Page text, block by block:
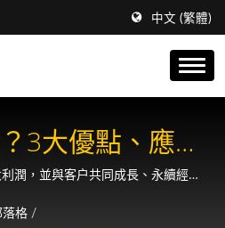
中文 (繁體)
3大優點、應用
解！
潤，並與客户共同成長、永續經
落格 /